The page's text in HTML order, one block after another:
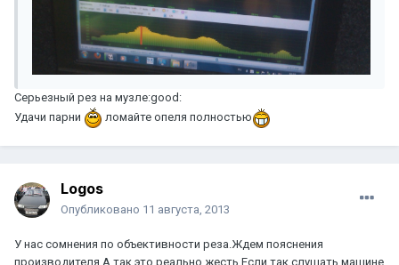
Серьезный рез на музле:good:
Удачи парни
ломайте опеля полностью
Logos
Опубликовано 11 августа, 2013
У нас сомнения по объективности реза.Ждем пояснения
производителя.А так это реально жесть.Если так слушать машине